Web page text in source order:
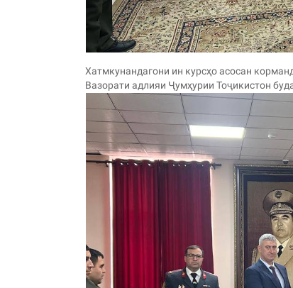
Хатмкунандагони ин курсҳо асосан
Вазорати адлияи Ҷумҳурии Тоҷикистон